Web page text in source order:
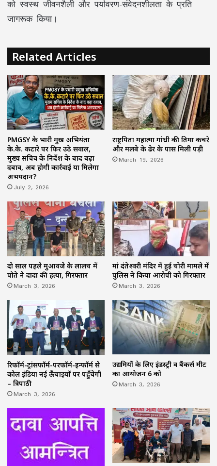
को स्वस्थ जीवनशैली और पर्यावरण-संवेदनशीलता के प्रति
जागरूक किया।
Related Articles
PMGSY के प्रभारी प्रमुख अभियंता
के.के. कटारे पर फिर उठे सवाल,
मुख्य सचिव के निर्देश के बाद बढ़ा
दबाव, अब होगी कार्रवाई या मिलेगा
अभयदान?
July 2, 2026
राष्ट्रपिता महात्मा गांधी की प्रतिमा कचरे
और मलबे के ढेर के पास मिली पड़ी
March 19, 2026
दो साल पहले मुआवजे के लालच में
पोते ने दादा की हत्या, गिरफ्तार
March 3, 2026
मां दंतेश्वरी मंदिर में हुई चोरी मामले में
पुलिस ने किया आरोपी को गिरफ्तार
March 3, 2026
रिफॉर्म-ट्रांसफॉर्म-परफॉर्म-इन्फॉर्म से
कोल इंडिया नई ऊँचाइयों पर पहुँचेगी
– त्रिपाठी
March 3, 2026
उद्यमियों के लिए इंडस्ट्री व बैंकर्स मीट
का आयोजन 6 को
March 3, 2026